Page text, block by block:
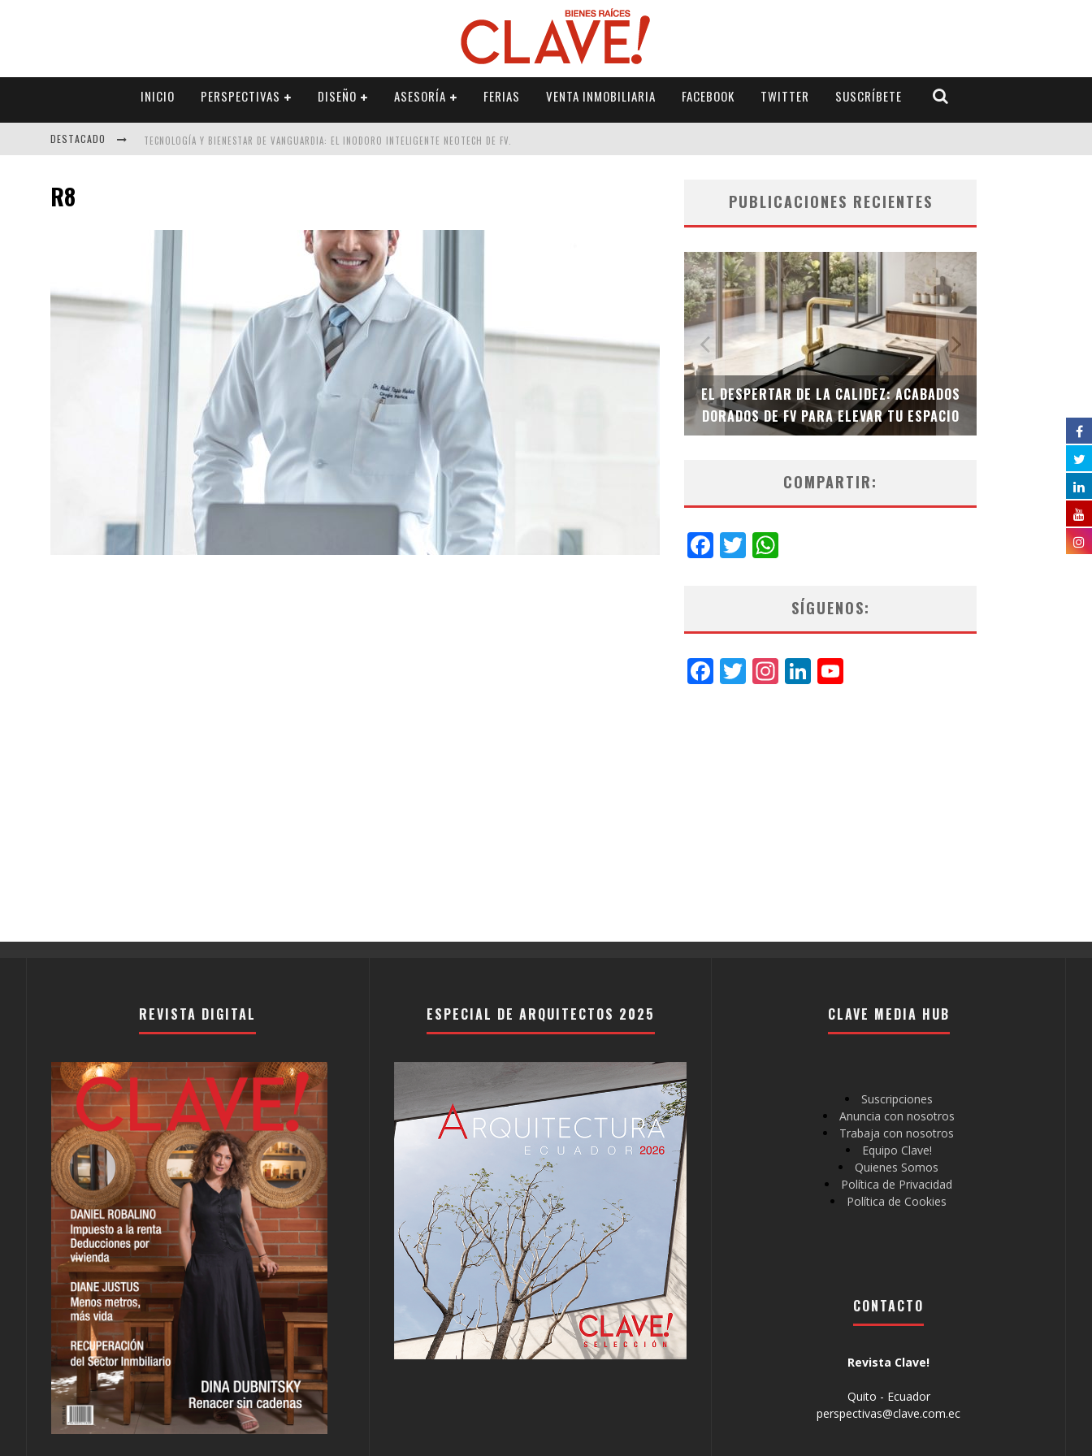
INICIO PERSPECTIVAS DISEÑO ASESORÍA FERIAS VENTA INMOBILIARIA FACEBOOK TWITTER SUSCRÍBETE
DESTACADO TECNOLOGÍA Y BIENESTAR DE VANGUARDIA: EL INODORO INTELIGENTE NEOTECH DE FV.
EL DESPERTAR DE LA CALIDEZ: ACABADOS DORADOS DE FV PARA ELEVAR TU ESPACIO
R8 PUBLICACIONES RECIENTES
SAINT-GOBAIN IMPTEK – XI CONVENCIÓN
INTERNACIONAL
EL DESPERTAR DE LA CALIDEZ: ACABADOS
DORADOS DE FV PARA ELEVAR TU ESPACIO
EL INODORO
COMPARTIR:
Facebook
Twitter
SÍGUENOS:
Facebook
Twitter
Instagram
LinkedIn
REVISTA DIGITAL ESPECIAL DE ARQUITECTOS 2025 CLAVE MEDIA HUB
Suscripciones
Anuncia con nosotros
Trabaja con nosotros
Equipo Clave!
Quienes Somos
Política de Privacidad
Política de Cookies
CONTACTO
Revista Clave!
Quito - Ecuador
perspectivas@clave.com.ec